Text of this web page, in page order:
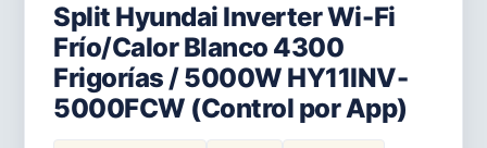
Split Hyundai Inverter Wi-Fi
Frío/Calor Blanco 4300
Frigorías / 5000W HY11INV-
5000FCW (Control por App)